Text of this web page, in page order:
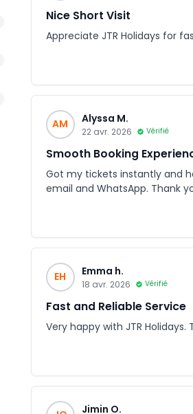
Nice Short Visit
Appreciate JTR Holidays for
AM Alyssa M.
22 avr. 2026 Vérifié
Smooth Booking
Got my tickets instantly and
email and WhatsApp. Thank
EH Emma h.
18 avr. 2026 Vérifié
Fast and Reliable Service
Very happy with JTR
Jimin O.